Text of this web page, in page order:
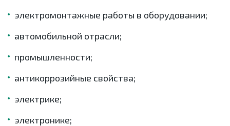
электромонтажные работы в оборудовании;
автомобильной отрасли;
промышленности;
антикоррозийные свойства;
электрике;
электронике;